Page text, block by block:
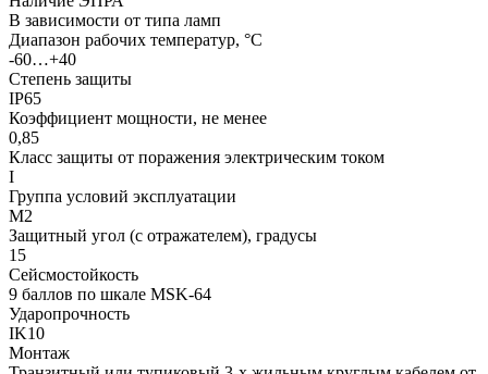
В зависимости от типа ламп
Диапазон рабочих температур, °С
-60…+40
Степень защиты
IP65
Коэффициент мощности, не менее
0,85
Класс защиты от поражения электрическим током
I
Группа условий эксплуатации
М2
Защитный угол (с отражателем), градусы
15
Сейсмостойкость
9 баллов по шкале МSK-64
Ударопрочность
IK10
Монтаж